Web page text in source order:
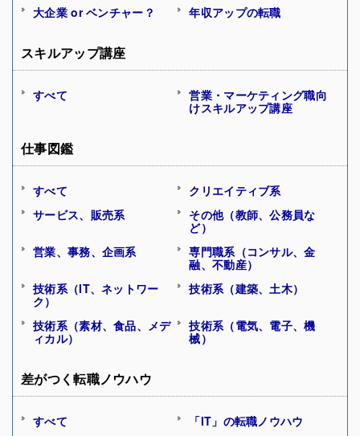
大企業 or ベンチャー？
年収アップの転職
スキルアップ講座
すべて
営業・マーケティング職向
けスキルアップ講座
仕事図鑑
すべて
クリエイティブ系
サービス、販売系
その他（教師、公務員な
ど）
営業、事務、企画系
専門職系（コンサル、金
融、不動産）
技術系（IT、ネットワー
ク）
技術系（建築、土木）
技術系（素材、食品、メデ
ィカル）
技術系（電気、電子、機
械）
差がつく転職ノウハウ
すべて
「IT」の転職ノウハウ